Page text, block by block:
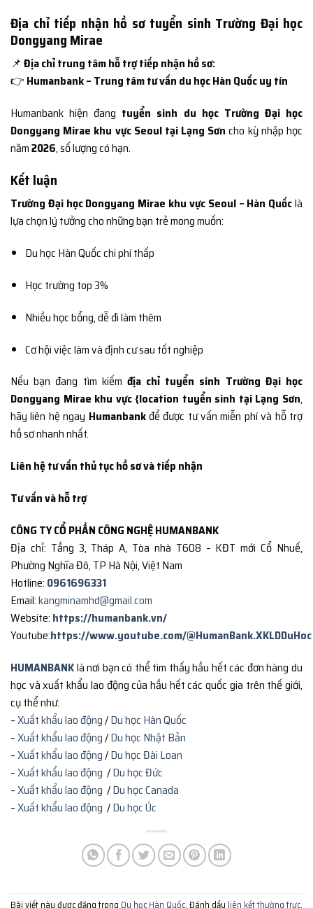
Địa chỉ tiếp nhận hồ sơ tuyển sinh Trường Đại học
Dongyang Mirae
📌 Địa chỉ trung tâm hỗ trợ tiếp nhận hồ sơ:
👉 Humanbank – Trung tâm tư vấn du học Hàn Quốc uy tín
Humanbank hiện đang tuyển sinh du học Trường Đại học
Dongyang Mirae khu vực Seoul tại Lạng Sơn cho kỳ nhập học
năm2026, số lượng có hạn.
Kết luận
Trường Đại học Dongyang Mirae khu vực Seoul – Hàn Quốclà
lựa chọn lý tưởng cho những bạn trẻ mong muốn:
Du học Hàn Quốc chi phí thấp
Học trường top 3%
Nhiều học bổng, dễ đi làm thêm
Cơ hội việc làm và định cư sau tốt nghiệp
Nếu bạn đang tìm kiếm địa chỉ tuyển sinh Trường Đại học
Dongyang Mirae khu vực {location tuyển sinh tại Lạng Sơn,
hãy liên hệ ngay Humanbankđể được tư vấn miễn phí và hỗ trợ
hồ sơ nhanh nhất.
Liên hệ tư vấn thủ tục hồ sơ và tiếp nhận
Tư vấn và hỗ trợ
CÔNG TY CỔ PHẦN CÔNG NGHỆ HUMANBANK
Địa chỉ: Tầng 3, Tháp A, Tòa nhà T608 – KĐT mới Cổ Nhuế,
Phường Nghĩa Đô, TP Hà Nội, Việt Nam
Hotline: 0961696331
Email:kangminamhd@gmail.com
Website: https://humanbank.vn/
Youtube:https://www.youtube.com/@HumanBank.XKLDDuHoc
HUMANBANKlà nơi bạn có thể tìm thấy hầu hết các đơn hàng du
học và xuất khẩu lao động của hầu hết các quốc gia trên thế giới,
cụ thể như:
–Xuất khẩu lao động/Du học Hàn Quốc
–Xuất khẩu lao động/Du học Nhật Bản
–Xuất khẩu lao động/Du học Đài Loan
–Xuất khẩu lao động /Du học Đức
–Xuất khẩu lao động /Du học Canada
–Xuất khẩu lao động /Du học Úc
Bài viết này được đăng trong Du học Hàn Quốc. Đánh dấu liên kết thường trực.